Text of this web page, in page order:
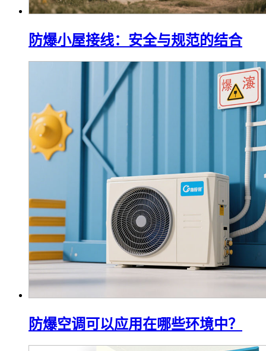
防爆小屋接线：安全与规范的结合
防爆空调可以应用在哪些环境中？